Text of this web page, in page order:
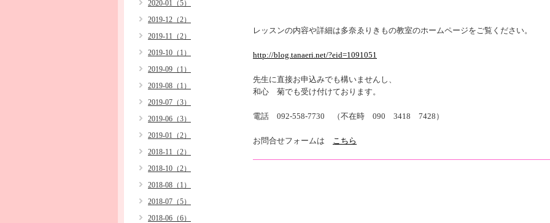
レッスンの内容や詳細は多奈ゑりきもの教室のホームページをご覧ください。
http://blog.tanaeri.net/?eid=1091051
先生に直接お申込みでも構いませんし、
和心 菊でも受け付けております。
電話 092-558-7730 （不在時 090 3418 7428）
お問合せフォームは こちら
2020-01（5）
2019-12（2）
2019-11（2）
2019-10（1）
2019-09（1）
2019-08（1）
2019-07（3）
2019-06（3）
2019-01（2）
2018-11（2）
2018-10（2）
2018-08（1）
2018-07（5）
2018-06（6）